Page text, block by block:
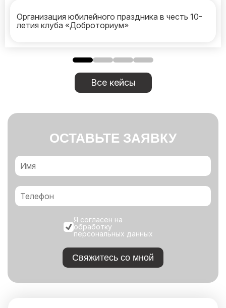
Организация юбилейного праздника в честь 10-
летия клуба «Доброториум»
Все кейсы
ОСТАВЬТЕ ЗАЯВКУ
Я согласен на
обработку
персональных данных
Свяжитесь со мной